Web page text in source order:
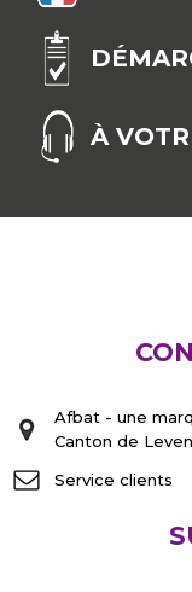
À
Afbat - une
Canton de
Service clients